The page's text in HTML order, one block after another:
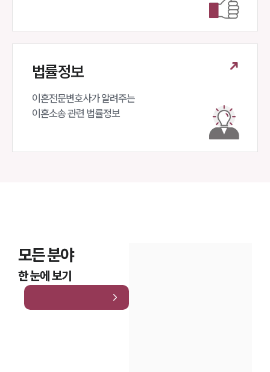
법률정보
이혼전문변호사가 알려주는
이혼소송 관련 법률정보
모든 분야
한 눈에 보기